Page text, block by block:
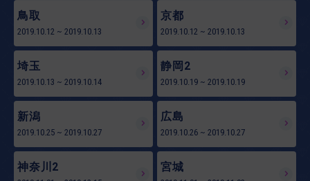
鳥取
2019.10.12 ~ 2019.10.13
京都
2019.10.12 ~ 2019.10.13
埼玉
2019.10.13 ~ 2019.10.14
静岡2
2019.10.19 ~ 2019.10.19
新潟
2019.10.25 ~ 2019.10.27
広島
2019.10.26 ~ 2019.10.27
神奈川2 宮城